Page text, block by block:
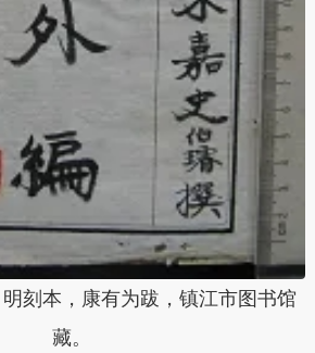
明刻本，康有为跋，镇江市图书馆
藏。